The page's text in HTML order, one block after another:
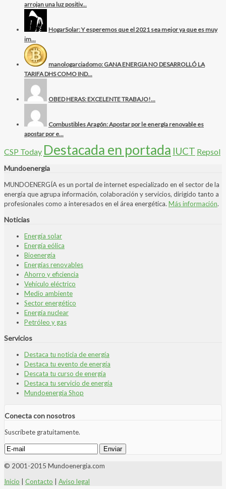
arrojan una luz positiv...
HogarSolar: Y esperemos que el 2021 sea mejor ya que es muy
im...
manologarciadomo: GANA ENERGIA NO DESARROLLÓ LA
TARIFA DHS COMO IND...
OBED HERAS: EXCELENTE TRABAJO!...
Combustibles Aragón: Apostar por le energía renovable es
apostar por e...
CSP Today Destacada en portada IUCT Repsol
Mundoenergia
MUNDOENERGÍA es un portal de internet especializado en el sector de la
energía que agrupa información, colaboración y servicios, dirigido tanto a
profesionales como a interesados en el área energética. Más información.
Noticias
Energía solar
Energía eólica
Bioenergía
Energías renovables
Ahorro y eficiencia
Vehículo eléctrico
Medio ambiente
Sector energético
Energía nuclear
Petróleo y gas
Servicios
Destaca tu noticia de energía
Destaca tu evento de energía
Descata tu curso de energía
Destaca tu servicio de energía
Mundoenergia Shop
Conecta con nosotros
Suscríbete gratuitamente.
© 2001-2015 Mundoenergia.com
Inicio
Contacto Aviso legal